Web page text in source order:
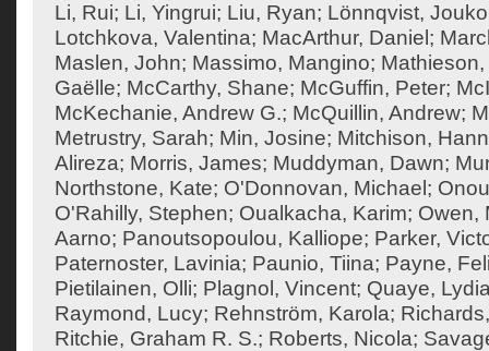
Li, Rui; Li, Yingrui; Liu, Ryan; Lönnqvist, Jouko
Lotchkova, Valentina; MacArthur, Daniel ;
Maslen, John; Massimo, Mangino; Mathieson,
Gaëlle; McCarthy, Shane; McGuffin, Peter;
McKechanie, Andrew G.; McQuillin, Andrew;
Metrustry, Sarah; Min, Josine; Mitchison,
Alireza; Morris, James; Muddyman, Dawn;
Northstone, Kate; O'Donnovan, Michael ;
O'Rahilly, Stephen; Oualkacha, Karim; Owen,
Aarno; Panoutsopoulou, Kalliope; Parker,
Paternoster, Lavinia; Paunio, Tiina; Payne,
Pietilainen, Olli; Plagnol, Vincent; Quaye,
Raymond, Lucy; Rehnström, Karola;
Ritchie, Graham R. S.; Roberts, Nicola;